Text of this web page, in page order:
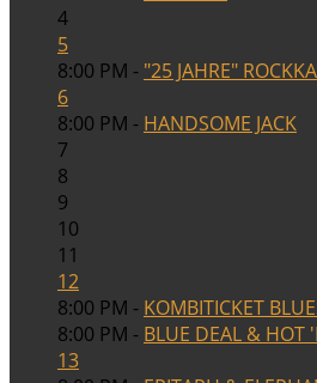
4
5
8:00 PM - "25 JAHRE"
6
8:00 PM - HANDSOME JACK
7
8
9
10
11
12
8:00 PM - KOMBITICKET
8:00 PM - BLUE DEAL & HOT
13